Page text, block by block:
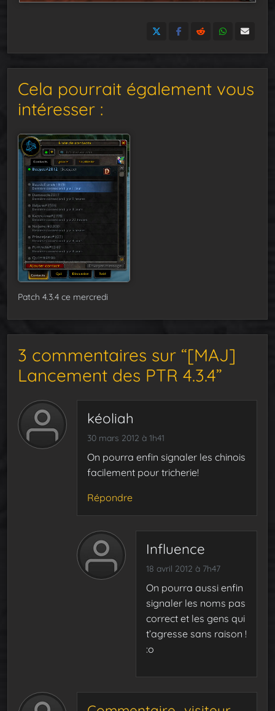
Cela pourrait également vous
intéresser :
Patch 4.3.4 ce mercredi
3 commentaires sur “[MAJ]
Lancement des PTR 4.3.4”
kéoliah
30 mars 2012 à 1h41
On pourra enfin signaler les chinois
facilement pour tricherie!
Répondre
Influence
18 avril 2012 à 7h47
On pourra aussi enfin
signaler les noms pas
correct et les gens qui
t’agresse sans raison !
:o